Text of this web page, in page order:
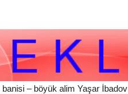
– böyük alim Yaşar İbadov